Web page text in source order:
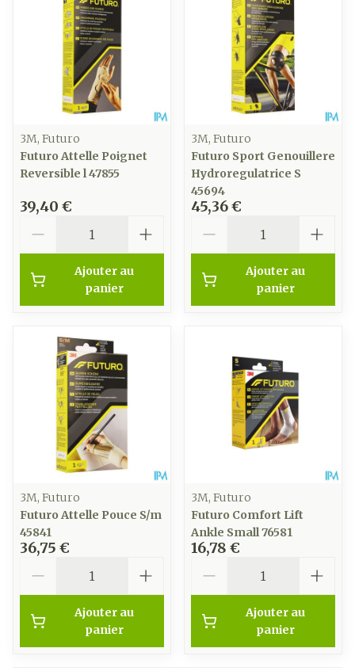
3M, Futuro
Futuro Attelle Poignet
Reversible l 47855
39,40 €
Ajouter au
panier
3M, Futuro
Futuro Sport Genouillere
Hydroregulatrice S
45694
45,36 €
Ajouter au
panier
3M, Futuro
Futuro Attelle Pouce S/m
45841
36,75 €
Ajouter au
panier
3M, Futuro
Futuro Comfort Lift
Ankle Small 76581
16,78 €
Ajouter au
panier